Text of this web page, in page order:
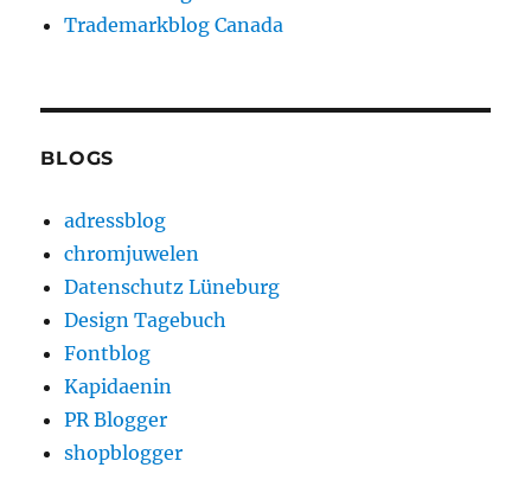
Trademarkblog Canada
BLOGS
adressblog
chromjuwelen
Datenschutz Lüneburg
Design Tagebuch
Fontblog
Kapidaenin
PR Blogger
shopblogger